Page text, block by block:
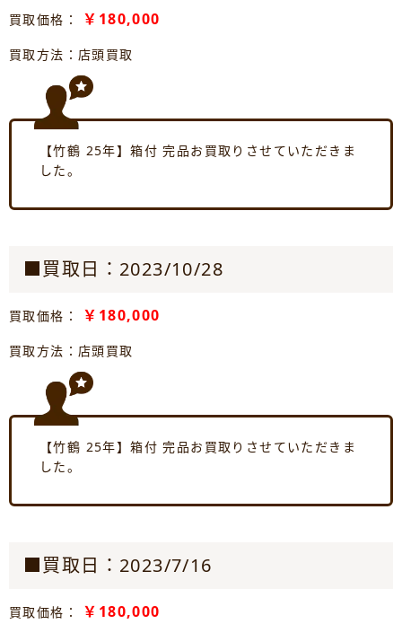
買取価格： ￥180,000
買取方法：店頭買取
【竹鶴 25年】箱付 完品お買取りさせていただきま
した。
■買取日：2023/10/28
買取価格： ￥180,000
買取方法：店頭買取
【竹鶴 25年】箱付 完品お買取りさせていただきま
した。
■買取日：2023/7/16
買取価格： ￥180,000